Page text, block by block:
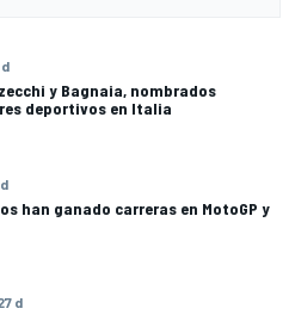
y Bagnaia, nombrados
deportivos en Italia
han ganado carreras en MotoGP y
d